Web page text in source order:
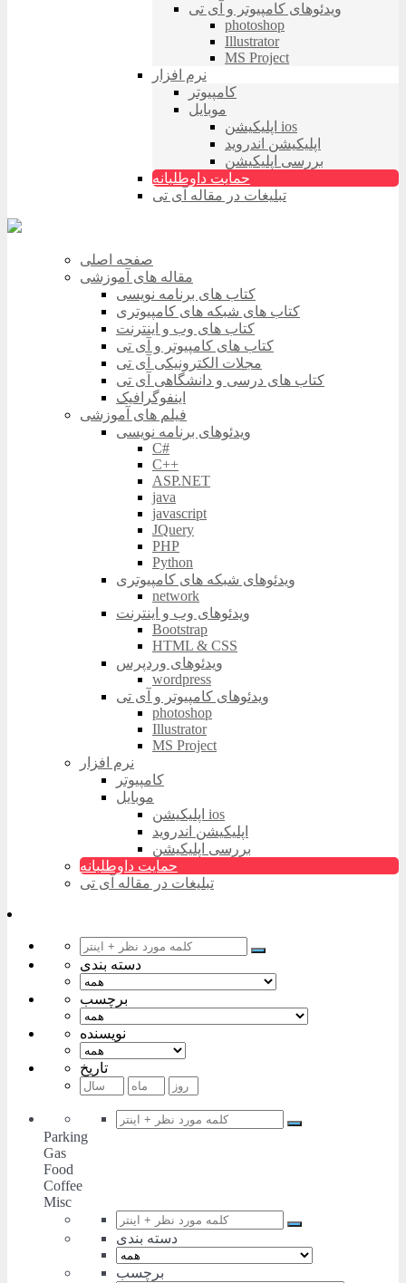
ویدئوهای کامپیوتر و آی تی
photoshop
Illustrator
MS Project
نرم افزار
کامپیوتر
موبایل
اپلیکیشن ios
اپلیکیشن اندروید
بررسی اپلیکیشن
حمایت داوطلبانه
تبلیغات در مقاله آی تی
صفحه اصلی
مقاله های آموزشی
کتاب های برنامه نویسی
کتاب های شبکه های کامپیوتری
کتاب های وب و اینترنت
کتاب های کامپیوتر و آی تی
مجلات الکترونیکی آی تی
کتاب های درسی و دانشگاهی آی تی
اینفوگرافیک
فیلم های آموزشی
ویدئوهای برنامه نویسی
C#
C++
ASP.NET
java
javascript
JQuery
PHP
Python
ویدئوهای شبکه های کامپیوتری
network
ویدئوهای وب و اینترنت
Bootstrap
HTML & CSS
ویدئوهای وردپرس
wordpress
ویدئوهای کامپیوتر و آی تی
photoshop
Illustrator
MS Project
نرم افزار
کامپیوتر
موبایل
اپلیکیشن ios
اپلیکیشن اندروید
بررسی اپلیکیشن
حمایت داوطلبانه
تبلیغات در مقاله آی تی
دسته بندی
برچسب
نویسنده
تاریخ
Parking
Gas
Food
Coffee
Misc
دسته بندی
برچسب